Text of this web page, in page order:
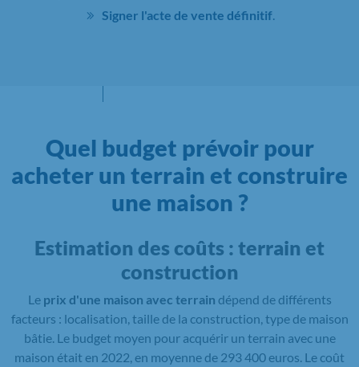
Signer l'acte de vente définitif
Quel budget prévoir pour
acheter un terrain et construire
une maison ?
Estimation des coûts : terrain et
construction
Le prix d'une maison avec terrain dépend de différents
facteurs : localisation, taille de la construction, type de maison
bâtie. Le budget moyen pour acquérir un terrain avec une
maison était en 2022, en moyenne de 293 400 euros. Le coût